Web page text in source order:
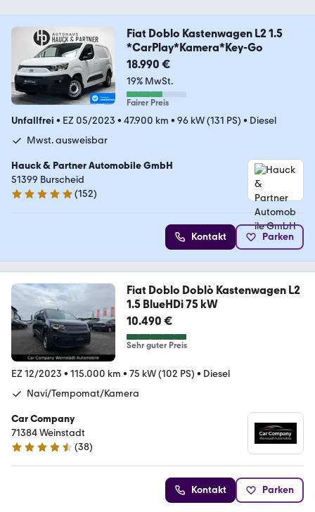
Fiat Doblo Kastenwagen L2 1.5
*CarPlay*Kamera*Key-Go
18.990 €
19% MwSt.
Fairer Preis
Unfallfrei • EZ 05/2023 • 47.900 km • 96 kW (131 PS) • Diesel
Mwst. ausweisbar
Hauck & Partner Automobile GmbH
51399 Burscheid
5 Sterne
(152)
Kontakt Parken
Fiat Doblo Doblò Kastenwagen L2
1.5 BlueHDi 75 kW
10.490 €
Sehr guter Preis
EZ 12/2023 • 115.000 km • 75 kW (102 PS) • Diesel
Navi/Tempomat/Kamera
Car Company
71384 Weinstadt
4.5 Sterne
(38)
Kontakt Parken